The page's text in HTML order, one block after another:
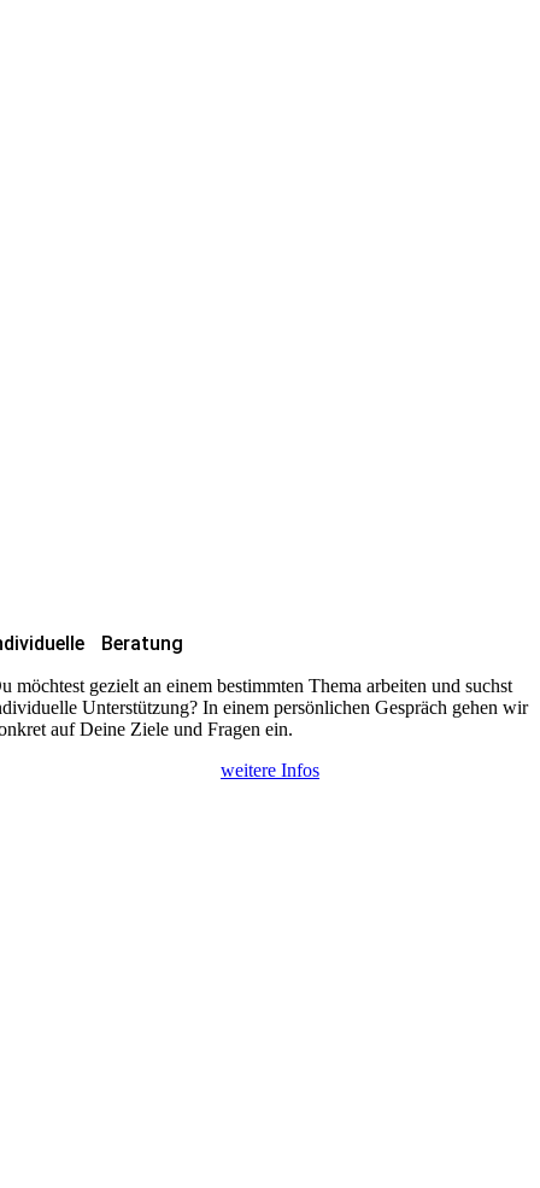
Beratung
möchtest gezielt an einem bestimmten Thema arbeiten und suchst
Unterstützung? In einem persönlichen Gespräch gehen wir
auf Deine Ziele und Fragen ein.
weitere Infos